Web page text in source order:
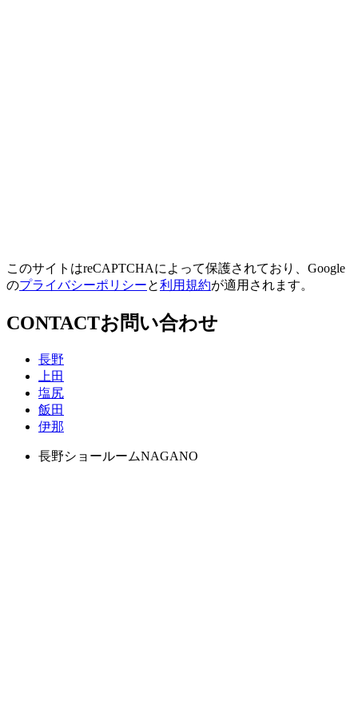
このサイトはreCAPTCHAによって保護されており、Google
のプライバシーポリシーと利用規約が適用されます。
CONTACTお問い合わせ
長野
上田
塩尻
飯田
伊那
長野ショールームNAGANO